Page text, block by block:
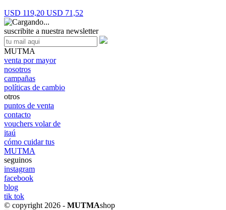
USD 119,20 USD 71,52
suscribite a nuestra newsletter
MUTMA
venta por mayor
nosotros
campañas
políticas de cambio
otros
puntos de venta
contacto
vouchers volar de
itaú
cómo cuidar tus
MUTMA
seguinos
instagram
facebook
blog
tik tok
© copyright 2026 - MUTMAshop